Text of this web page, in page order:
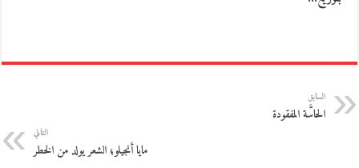
السابق
الحاسَّة المفقودة
التالي
مايا أنجيلو؛ الشعر يولد من الخطر